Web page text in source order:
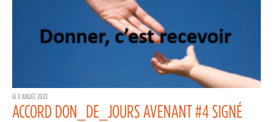
LE 3 JUILLET 2023
ACCORD DON_DE_JOURS AVENANT #4 SIGNÉ